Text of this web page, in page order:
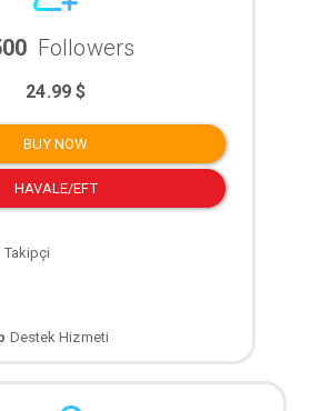
Followers
24.99 $
BUY NOW
HAVALE/EFT
Takipçi
Destek Hizmeti